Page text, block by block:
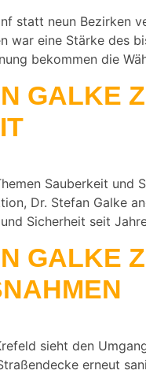
statt neun Bezirken
war eine Stärke des
bekommen die
GALKE
Sauberkeit und
Dr. Stefan Galke
Sicherheit seit
GALKE
sieht den
erneut